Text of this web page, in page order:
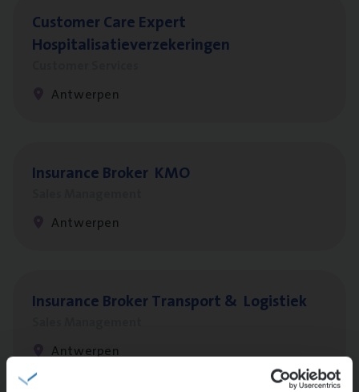
Cus­to­mer Care Expert
Hospitalisatieverzekeringen
Antwerpen
Insu­ran­ce Bro­ker KMO
Antwerpen
Insu­ran­ce Bro­ker Trans­port& Logistiek
Antwerpen